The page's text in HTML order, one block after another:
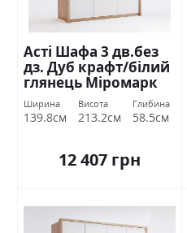
Асті Шафа 3 дв.без
дз. Дуб крафт/білий
глянець Міромарк
Ширина
139.8см
Висота
213.2см
Глибина
58.5см
12 407 грн